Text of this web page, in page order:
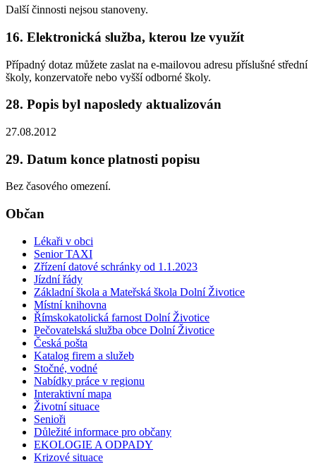
Další činnosti nejsou stanoveny.
16. Elektronická služba, kterou lze využít
Případný dotaz můžete zaslat na e-mailovou adresu příslušné střední
školy, konzervatoře nebo vyšší odborné školy.
28. Popis byl naposledy aktualizován
27.08.2012
29. Datum konce platnosti popisu
Bez časového omezení.
Občan
Lékaři v obci
Senior TAXI
Zřízení datové schránky od 1.1.2023
Jízdní řády
Základní škola a Mateřská škola Dolní Životice
Místní knihovna
Římskokatolická farnost Dolní Životice
Pečovatelská služba obce Dolní Životice
Česká pošta
Katalog firem a služeb
Stočné, vodné
Nabídky práce v regionu
Interaktivní mapa
Životní situace
Senioři
Důležité informace pro občany
EKOLOGIE A ODPADY
Krizové situace